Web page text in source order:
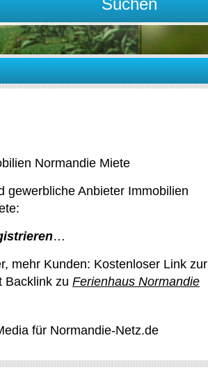
Suchen
Normandie Miete
gewerbliche Anbieter Immobilien
…
mehr Kunden: Kostenloser Link zur
Backlink zu Ferienhaus Normandie
für Normandie-Netz.de